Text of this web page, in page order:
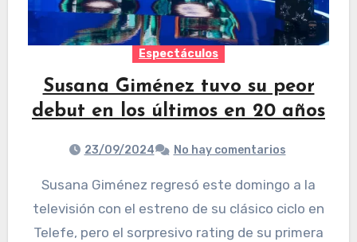
Espectáculos
Susana Giménez tuvo su peor
debut en los últimos en 20 años
23/09/2024 No hay comentarios
Susana Giménez regresó este domingo a la
televisión con el estreno de su clásico ciclo en
Telefe, pero el sorpresivo rating de su primera